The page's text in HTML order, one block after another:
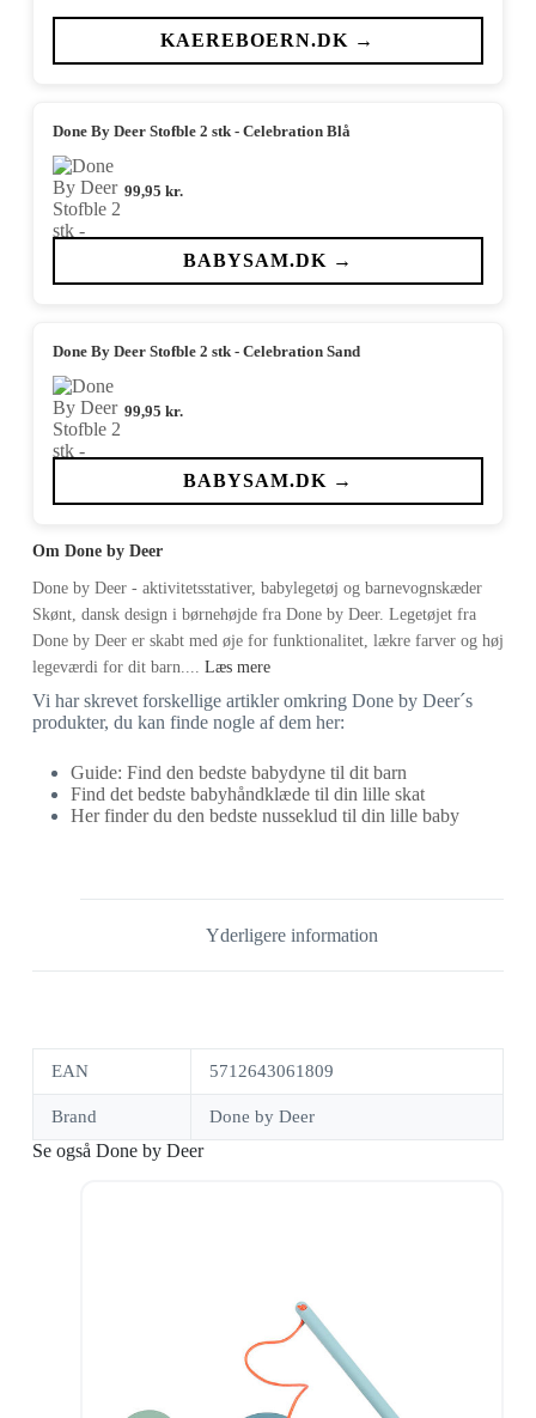
KAEREBOERN.DK →
Done By Deer Stofble 2 stk - Celebration Blå
99,95 kr.
BABYSAM.DK →
Done By Deer Stofble 2 stk - Celebration Sand
99,95 kr.
BABYSAM.DK →
Om Done by Deer
Done by Deer - aktivitetsstativer, babylegetøj og barnevognskæder
Skønt, dansk design i børnehøjde fra Done by Deer. Legetøjet fra
Done by Deer er skabt med øje for funktionalitet, lækre farver og høj
legeværdi for dit barn.... Læs mere
Vi har skrevet forskellige artikler omkring Done by Deer´s
produkter, du kan finde nogle af dem her:
Guide: Find den bedste babydyne til dit barn
Find det bedste babyhåndklæde til din lille skat
Her finder du den bedste nusseklud til din lille baby
Yderligere information
EAN 5712643061809
Brand Done by Deer
Se også Done by Deer